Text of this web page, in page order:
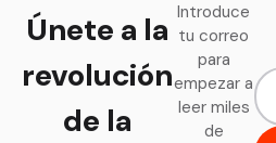
Únete a la
revolución
de la
Introduce
tu correo
para
empezar a
leer miles
de